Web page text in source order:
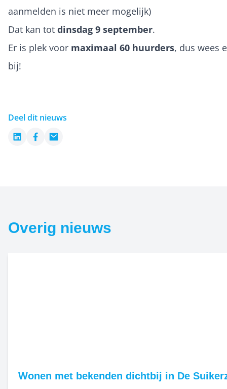
aanmelden is niet meer mogelijk)
Dat kan tot dinsdag 9 september.
Er is plek voor maximaal 60 huurders, dus wees
bij!
Deel dit nieuws
LinkedInFacebook
Email
Overig nieuws
Wonen met bekenden dichtbij in De